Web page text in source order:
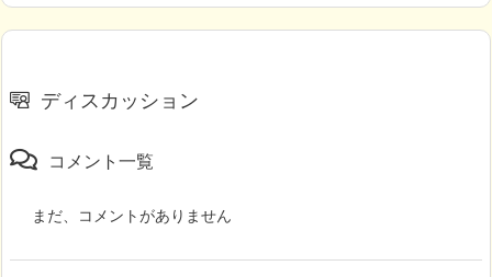
ディスカッション
コメント一覧
まだ、コメントがありません